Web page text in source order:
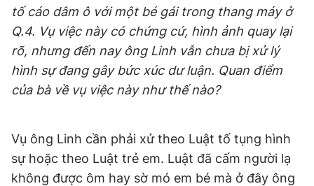
tố cáo dâm ô với một bé gái trong thang máy ở
Q.4. Vụ việc này có chứng cứ, hình ảnh quay lại
rõ, nhưng đến nay ông Linh vẫn chưa bị xử lý
hình sự đang gây bức xúc dư luận. Quan điểm
của bà về vụ việc này như thế nào?
Vụ ông Linh cần phải xử theo Luật tố tụng hình
sự hoặc theo Luật trẻ em. Luật đã cấm người lạ
không được ôm hay sờ mó em bé mà ở đây ông